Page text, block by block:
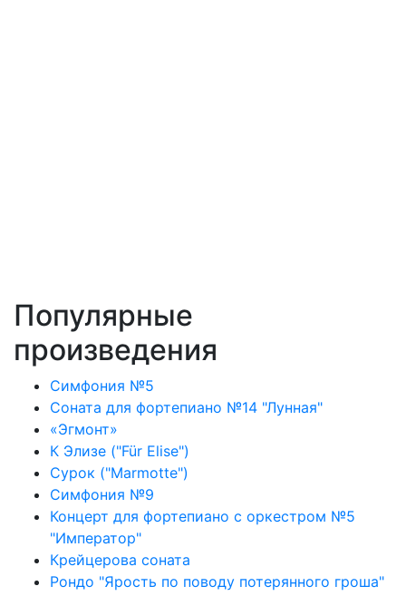
Популярные
произведения
Симфония №5
Соната для фортепиано №14 "Лунная"
«Эгмонт»
К Элизе ("Für Elise")
Сурок ("Marmotte")
Симфония №9
Концерт для фортепиано с оркестром №5
"Император"
Крейцерова соната
Рондо "Ярость по поводу потерянного гроша"